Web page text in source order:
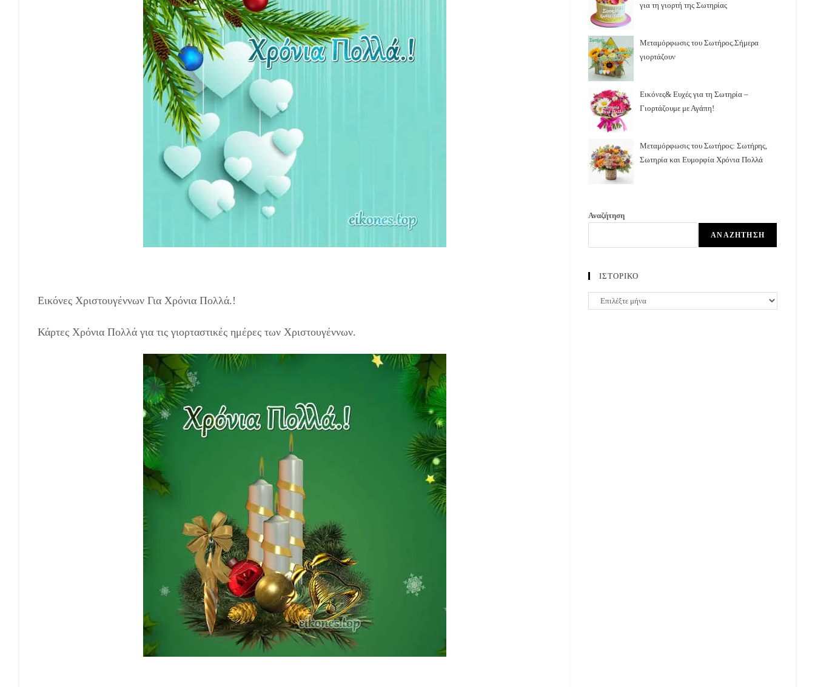
Εικόνες Χριστουγέννων Για Χρόνια Πολλά.!
Κάρτες Χρόνια Πολλά για τις γιορταστικές ημέρες των Χριστουγέννων.
για τη γιορτή της Σωτηρίας
Μεταμόρφωσις του Σωτήρος.Σήμερα
γιορτάζουν
Εικόνες& Ευχές για τη Σωτηρία –
Γιορτάζουμε με Αγάπη!
Μεταμόρφωσις του Σωτήρος: Σωτήρης,
Σωτηρία και Ευμορφία Χρόνια Πολλά
Αναζήτηση
ΑΝΑΖΉΤΗΣΗ
ΙΣΤΟΡΙΚΟ
ΙΣΤΟΡΙΚΟ